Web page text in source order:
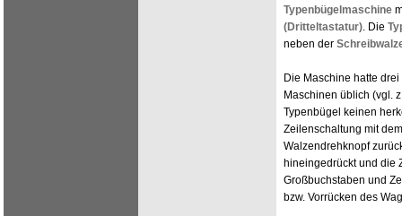
Typenbügelmaschine
(Dritteltastatur). Die
neben der
Die Maschine hatte
Maschinen üblich (vgl.
Typenbügel keinen
Zeilenschaltung mit
Walzendrehknopf
hineingedrückt und die
Großbuchstaben und
bzw. Vorrücken des